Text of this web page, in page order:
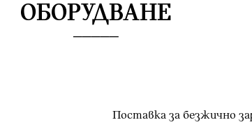
ОБОРУДВАНЕ
Поставка за безжично